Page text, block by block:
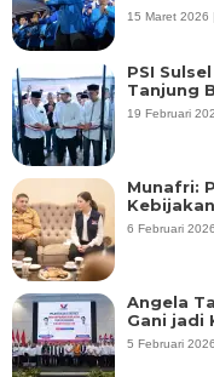
15 Maret 2026
PSI
Tanjung
19 Februari
Munafri:
6 Februari
Angela
Gani jadi
5 Februari